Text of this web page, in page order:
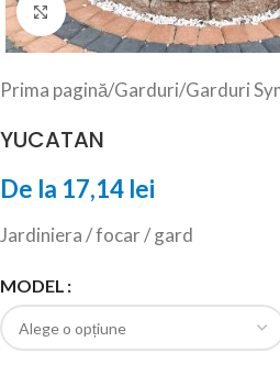
Click to enlarge
Prima pagină/Garduri/Garduri
YUCATAN
De la 17,14 lei
Jardiniera / focar / gard
MODEL